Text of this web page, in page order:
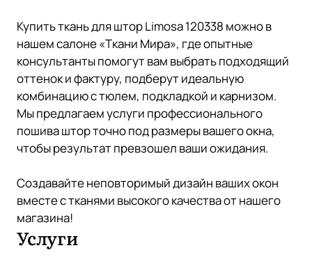
Купить ткань для штор Limosa 120338 можно в
нашем салоне «Ткани Мира», где опытные
консультанты помогут вам выбрать подходящий
оттенок и фактуру, подберут идеальную
комбинацию с тюлем, подкладкой и карнизом.
Мы предлагаем услуги профессионального
пошива штор точно под размеры вашего окна,
чтобы результат превзошел ваши ожидания.
Создавайте неповторимый дизайн ваших окон
вместе с тканями высокого качества от нашего
магазина!
Услуги